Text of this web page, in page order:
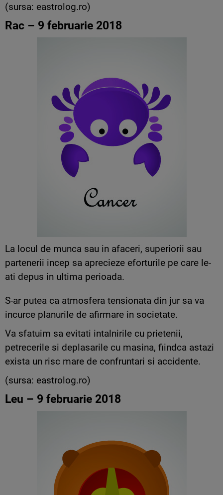
(sursa: eastrolog.ro)
Rac – 9 februarie 2018
La locul de munca sau in afaceri, superiorii sau
partenerii incep sa aprecieze eforturile pe care le-
ati depus in ultima perioada.
S-ar putea ca atmosfera tensionata din jur sa va
incurce planurile de afirmare in societate.
Va sfatuim sa evitati intalnirile cu prietenii,
petrecerile si deplasarile cu masina, fiindca astazi
exista un risc mare de confruntari si accidente.
(sursa: eastrolog.ro)
Leu – 9 februarie 2018